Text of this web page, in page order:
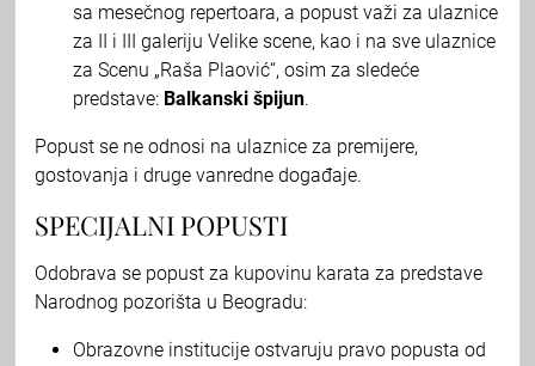
sa mesečnog repertoara, a popust važi za ulaznice
za II i III galeriju Velike scene, kao i na sve ulaznice
za Scenu „Raša Plaović“, osim za sledeće
predstave: Balkanski špijun.
Popust se ne odnosi na ulaznice za premijere,
gostovanja i druge vanredne događaje.
SPECIJALNI POPUSTI
Odobrava se popust za kupovinu karata za predstave
Narodnog pozorišta u Beogradu:
Obrazovne institucije ostvaruju pravo popusta od